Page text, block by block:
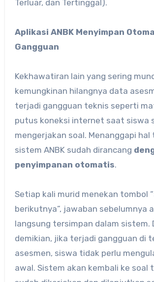
Terluar, dan Tertinggal).
Aplikasi ANBK Menyimpan
Gangguan
Kekhawatiran lain yang sering
kemungkinan hilangnya data
terjadi gangguan teknis seperti
putus koneksi internet saat siswa
mengerjakan soal. Menanggapi
sistem ANBK sudah dirancang
penyimpanan otomatis.
Setiap kali murid menekan tombol
berikutnya”, jawaban sebelumnya
langsung tersimpan dalam sistem.
demikian, jika terjadi gangguan di
asesmen, siswa tidak perlu
awal. Sistem akan kembali ke soal